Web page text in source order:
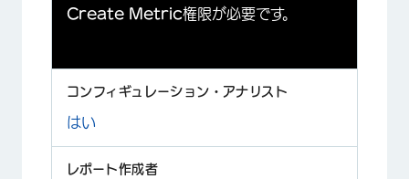
Create Metric権限が必要です。
はい